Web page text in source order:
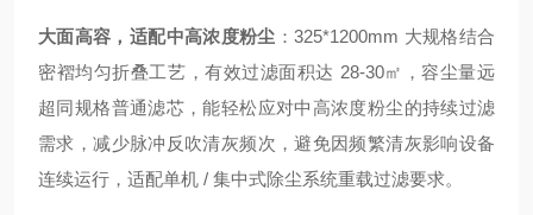
大面高容，适配中高浓度粉尘 ：325*1200mm 大规格结合
密褶均匀折叠工艺，有效过滤面积达 28-30㎡，容尘量远
超同规格普通滤芯，能轻松应对中高浓度粉尘的持续过滤
需求，减少脉冲反吹清灰频次，避免因频繁清灰影响设备
连续运行，适配单机 / 集中式除尘系统重载过滤要求。